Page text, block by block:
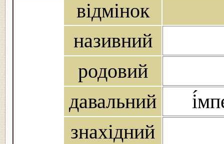
відмінок
називний
родовий
давальний
знахідний